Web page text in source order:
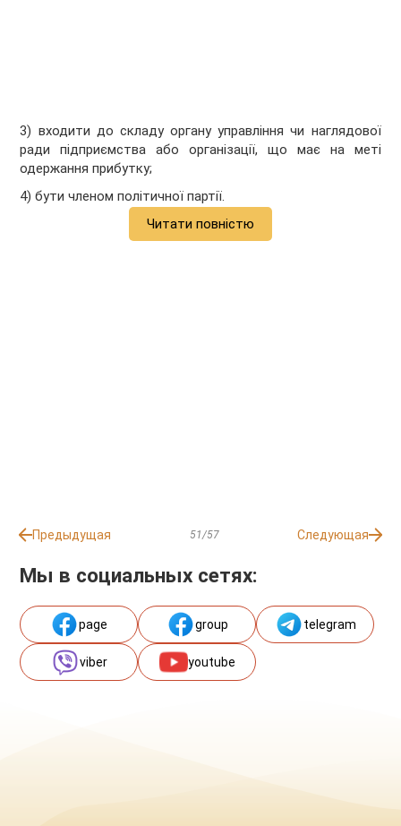
3) входити до складу органу управління чи наглядової
ради підприємства або організації, що має на меті
одержання прибутку;
4) бути членом політичної партії.
Читати повністю
Предыдущая 51/57 Следующая
Мы в социальных сетях:
page group telegram
viber youtube